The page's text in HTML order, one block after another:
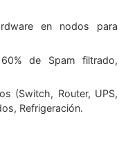
en nodos para
de Spam filtrado,
(Switch, Router, UPS,
Refrigeración.